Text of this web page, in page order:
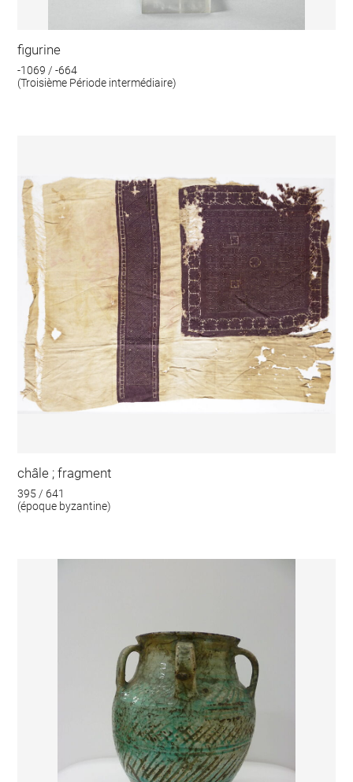
figurine
-1069 / -664
(Troisième Période intermédiaire)
châle ; fragment
395 / 641
(époque byzantine)